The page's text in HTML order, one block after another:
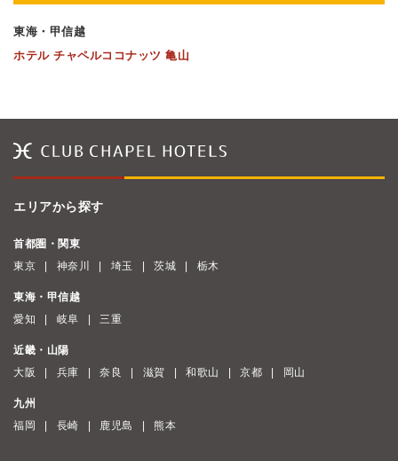
東海・甲信越
ホテル チャペルココナッツ 亀山
エリアから探す
首都圏・関東
東京
神奈川 埼玉 茨城 栃木
東海・甲信越
愛知
岐阜 三重
近畿・山陽
大阪
兵庫 奈良 滋賀 和歌山 京都 岡山
九州
福岡
長崎 鹿児島 熊本